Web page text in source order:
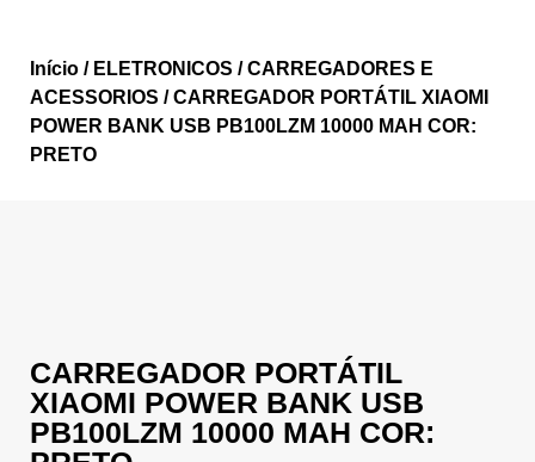
Início / ELETRONICOS /CARREGADORES E
ACESSORIOS / CARREGADOR PORTÁTIL XIAOMI
POWER BANK USB PB100LZM 10000 MAH COR:
PRETO
CARREGADOR PORTÁTIL
XIAOMI POWER BANK USB
PB100LZM 10000 MAH COR: